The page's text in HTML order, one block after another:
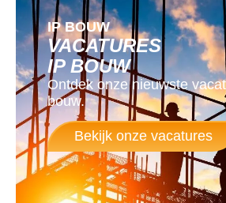
IP BOUW
VACATURES
IP BOUW
Ontdek onze nieuwste
bouw.
Bekijk onze vacatures